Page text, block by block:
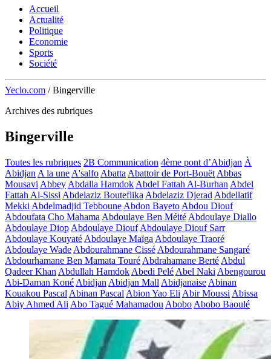
Accueil
Actualité
Politique
Economie
Sports
Société
Yeclo.com / Bingerville
Archives des rubriques
Bingerville
Toutes les rubriques 2B Communication 4ème pont d’Abidjan À
Abidjan A la une A'salfo Abatta Abattoir de Port-Bouët Abbas
Mousavi Abbey Abdalla Hamdok Abdel Fattah Al-Burhan Abdel
Fattah Al-Sissi Abdelaziz Bouteflika Abdelaziz Djerad Abdellatif
Mekki Abdelmadjid Tebboune Abdon Bayeto Abdou Diouf
Abdoufata Cho Mahama Abdoulaye Ben Méité Abdoulaye Diallo
Abdoulaye Diop Abdoulaye Diouf Abdoulaye Diouf Sarr
Abdoulaye Kouyaté Abdoulaye Maïga Abdoulaye Traoré
Abdoulaye Wade Abdourahmane Cissé Abdourahmane Sangaré
Abdourhamane Ben Mamata Touré Abdrahamane Berté Abdul
Qadeer Khan Abdullah Hamdok Abedi Pelé Abel Naki Abengourou
Abi-Daman Koné Abidjan Abidjan Mall Abidjanaise Abinan
Kouakou Pascal Abinan Pascal Abion Yao Eli Abir Moussi Abissa
Abiy Ahmed Ali Abo Tagué Mahamadou Abobo Abobo Baoulé